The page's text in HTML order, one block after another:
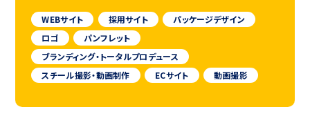
WEBサイト 採用サイト
パッケージデザイン
ロゴ
パンフレット
ブランディング・トータルプロデュース
スチール撮影・動画制作
ECサイト 動画撮影